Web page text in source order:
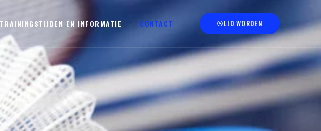
TRAININGSTIJDEN EN INFORMATIE CONTACT LID WORDEN